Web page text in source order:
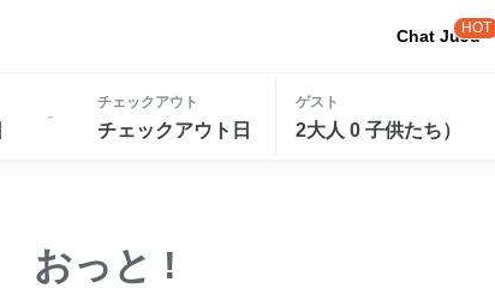
Chat JuJu
HOT
-
チェックアウト
チェックアウト日
ゲスト
2大人 0 子供たち）
おっと !